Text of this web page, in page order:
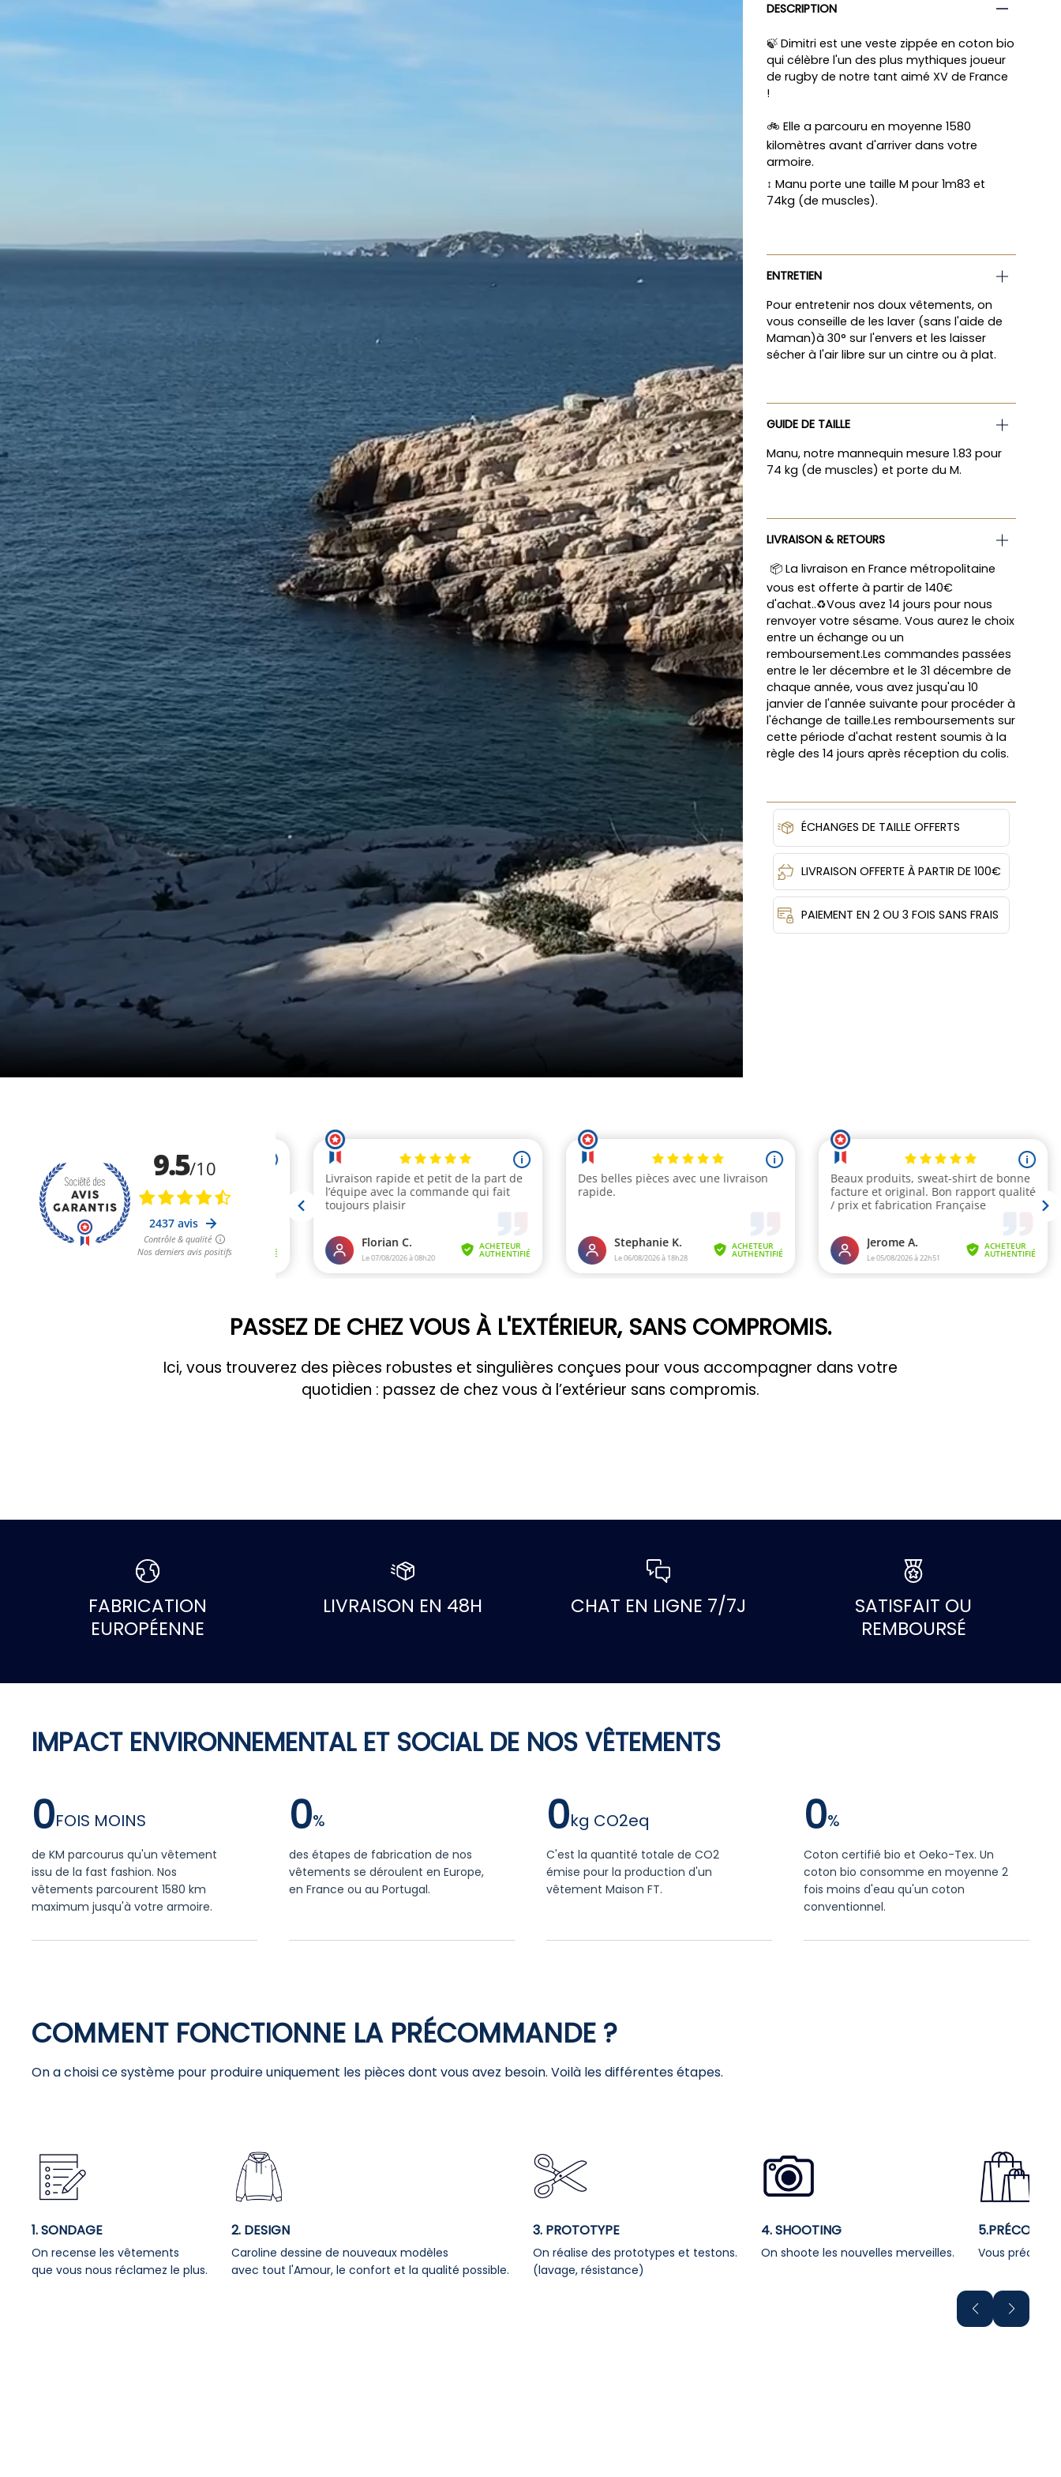
DESCRIPTION
🍃 Dimitri est une veste zippée en coton bio
qui célèbre l'un des plus mythiques joueur
de rugby de notre tant aimé XV de France
!
🚲 Elle a parcouru en moyenne 1580
kilomètres avant d'arriver dans votre
armoire.
↕️ Manu porte une taille M pour 1m83 et
74kg (de muscles).
ENTRETIEN
Pour entretenir nos doux vêtements, on
vous conseille de les laver (sans l'aide de
Maman)à 30° sur l'envers et les laisser
sécher à l'air libre sur un cintre ou à plat.
GUIDE DE TAILLE
Manu, notre mannequin mesure 1.83 pour
74 kg (de muscles) et porte du M.
LIVRAISON & RETOURS
📦 La livraison en France métropolitaine
vous est offerte à partir de 140€
d'achat..♻️Vous avez 14 jours pour nous
renvoyer votre sésame. Vous aurez le choix
entre un échange ou un
remboursement.Les commandes passées
entre le 1er décembre et le 31 décembre de
chaque année, vous avez jusqu'au 10
janvier de l'année suivante pour procéder à
l'échange de taille.Les remboursements sur
cette période d'achat restent soumis à la
règle des 14 jours après réception du colis.
ÉCHANGES DE TAILLE OFFERTS
LIVRAISON OFFERTE À PARTIR DE 100€
PAIEMENT EN 2 OU 3 FOIS SANS FRAIS
PASSEZ DE CHEZ VOUS À L'EXTÉRIEUR, SANS COMPROMIS.
Ici, vous trouverez des pièces robustes et singulières conçues pour vous accompagner dans votre
quotidien : passez de chez vous à l’extérieur sans compromis.
FABRICATION
EUROPÉENNE
LIVRAISON EN 48H CHAT EN LIGNE 7/7J
SATISFAIT OU
REMBOURSÉ
IMPACT ENVIRONNEMENTAL ET SOCIAL DE NOS VÊTEMENTS
0
de KM parcourus qu'un vêtement
issu de la fast fashion. Nos
vêtements parcourent 1580 km
maximum jusqu'à votre armoire.
0
des étapes de fabrication de nos
vêtements se déroulent en Europe,
en France ou au Portugal.
0
C'est la quantité totale de CO2
émise pour la production d'un
vêtement Maison FT.
0
Coton certifié bio et Oeko-Tex. Un
coton bio consomme en moyenne 2
fois moins d'eau qu'un coton
conventionnel.
COMMENT FONCTIONNE LA PRÉCOMMANDE ?
On a choisi ce système pour produire uniquement les pièces dont vous avez besoin. Voilà les différentes étapes.
1. SONDAGE
On recense les vêtements
que vous nous réclamez le plus.
2. DESIGN
Caroline dessine de nouveaux modèles
avec tout l'Amour, le confort et la qualité possible.
3. PROTOTYPE
On réalise des prototypes et testons.
(lavage, résistance)
4. SHOOTING
On shoote les nouvelles merveilles. Vous